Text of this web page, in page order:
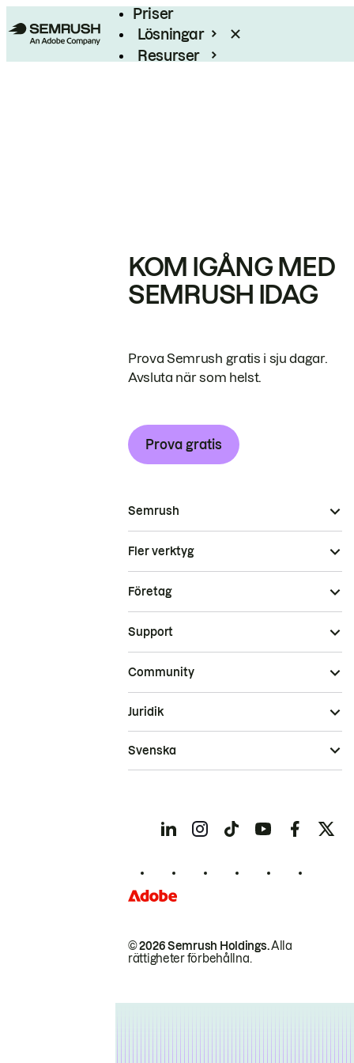
Priser
Lösningar
Resurser
KOM IGÅNG MED
SEMRUSH IDAG
Prova Semrush gratis i sju dagar.
Avsluta när som helst.
Prova gratis
Semrush
Fler verktyg
Företag
Support
Community
© 2026 Semrush Holdings.Alla
rättigheter förbehållna.
Juridik
Svenska